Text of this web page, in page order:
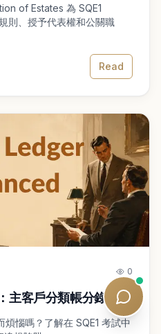
of Estates 為 SQE1
則、授予代表權和公關職
Read
0
主客戶分類帳分錄
惱嗎？了解在 SQE1 考試中